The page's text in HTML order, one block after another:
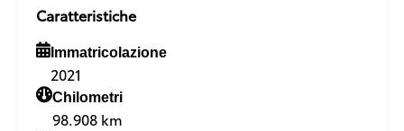
Caratteristiche
Immatricolazione
2021
Chilometri
98.908 km